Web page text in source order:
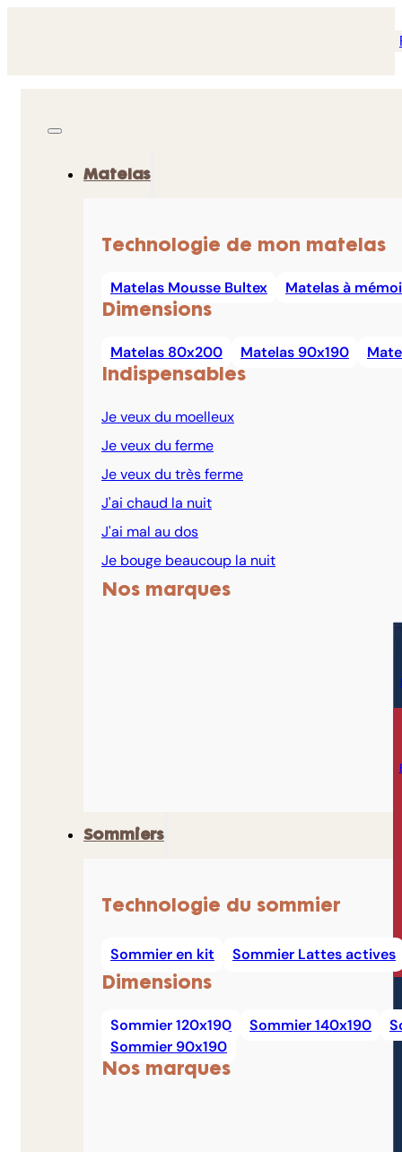
Matelas
Technologie de mon matelas
Matelas Mousse Bultex Matelas à
Dimensions
Matelas 80x200 Matelas 90x190
Indispensables
Je veux du moelleux
Je veux du ferme
Je veux du très ferme
J'ai chaud la nuit
J'ai mal au dos
Je bouge beaucoup la nuit
Nos marques
Sommiers
Technologie du sommier
Sommier en kit Sommier Lattes actives
Dimensions
Sommier 120x190 Sommier 140x190
Sommier 90x190
Nos marques